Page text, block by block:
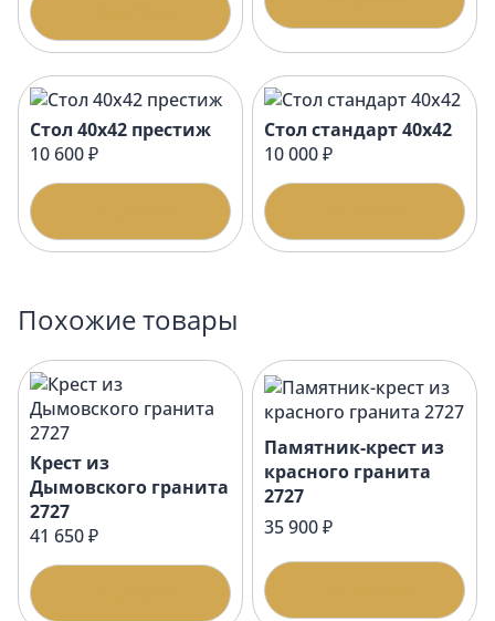
Стол 40х42 престиж
10 600 ₽
Стол стандарт 40х42
10 000 ₽
Похожие товары
Крест из
Дымовского гранита
2727
41 650 ₽
Памятник-крест из
красного гранита
2727
35 900 ₽